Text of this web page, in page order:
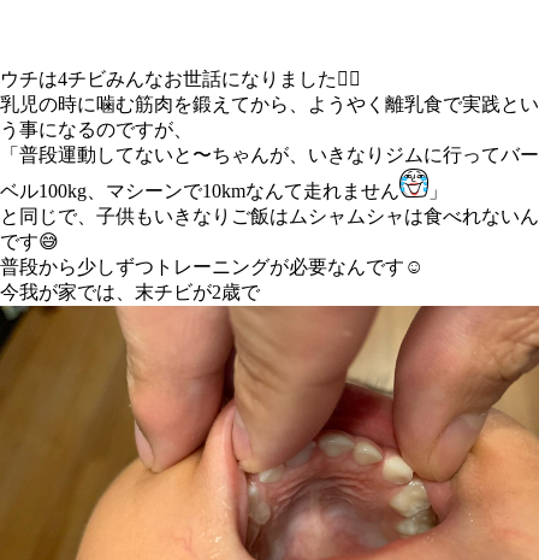
ウチは4チビみんなお世話になりました🙇‍♂️
乳児の時に噛む筋肉を鍛えてから、ようやく離乳食で実践とい
う事になるのですが、
「普段運動してないと〜ちゃんが、いきなりジムに行ってバー
ベル100kg、マシーンで10kmなんて走れません
」
と同じで、子供もいきなりご飯はムシャムシャは食べれないん
です😅
普段から少しずつトレーニングが必要なんです☺️
今我が家では、末チビが2歳で